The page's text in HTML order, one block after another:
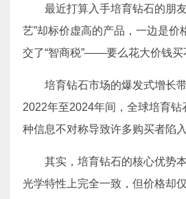
最近打算入手培育钻石的朋
艺”却标价虚高的产品，一边是
交了“智商税”——要么花大价钱
培育钻石市场的爆发式增长
2022年至2024年间，全球培育
种信息不对称导致许多购买者陷入
其实，培育钻石的核心优势
光学特性上完全一致，但价格却